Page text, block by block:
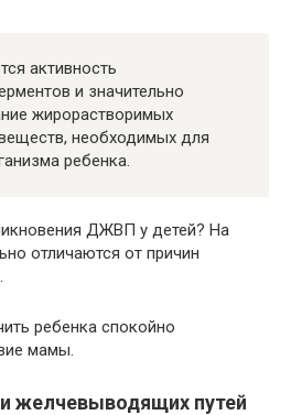
активность
и значительно
жирорастворимых
необходимых для
ребенка.
ДЖВП у детей? На
отличаются от причин
ребенка спокойно
мамы.
желчевыводящих путей